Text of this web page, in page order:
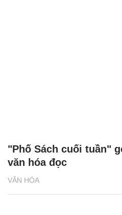
VĂN HÓA
"Phố Sách cuối tuần"
văn hóa đọc